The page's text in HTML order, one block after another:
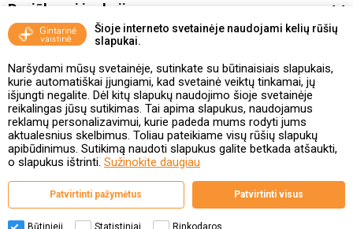
Šioje interneto svetainėje naudojami kelių rūšių
slapukai.
Naršydami mūsų svetainėje, sutinkate su būtinaisiais slapukais,
kurie automatiškai įjungiami, kad svetainė veiktų tinkamai, jų
išjungti negalite. Dėl kitų slapukų naudojimo šioje svetainėje
reikalingas jūsų sutikimas. Tai apima slapukus, naudojamus
reklamų personalizavimui, kurie padeda mums rodyti jums
aktualesnius skelbimus. Toliau pateikiame visų rūšių slapukų
apibūdinimus. Sutikimą naudoti slapukus galite betkada atšaukti,
o slapukus ištrinti. Sužinokite daugiau
Patvirtinti pažymėtus Patvirtinti visus
Būtinieji Statistiniai Rinkodaros
Pasiūlymai ir akcijos
Vakcinavimo tvarka ir taisyklės
Kontaktai ir Karjera
Taisyklės ir politika
Valstybinė vaistų kontrolės tarnyba
prie Lietuvos Respublikos sveikatos apsaugos ministerijos
Studentų g. 45A, 08107 Vilnius | +370 5 263 9264
www.vvkt.lt | vvkt@vvkt.lt